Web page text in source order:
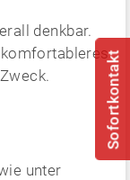
denkbar.
komfortableres
unter
Sofortkontakt